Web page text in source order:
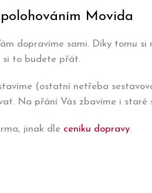
Movida
dopravíme sami. Díky tomu
si to budete přát.
(ostatní netřeba
Na přání Vás zbavíme i
jinak dle ceníku dopravy.